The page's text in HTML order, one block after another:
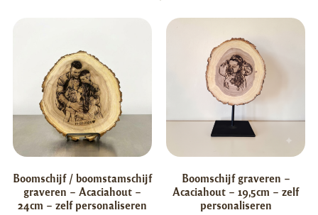
Boomschijf / boomstamschijf
graveren – Acaciahout –
24cm – zelf personaliseren
Boomschijf graveren –
Acaciahout – 19,5cm – zelf
personaliseren